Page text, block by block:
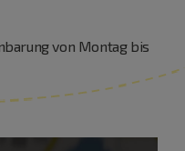
von Montag bis